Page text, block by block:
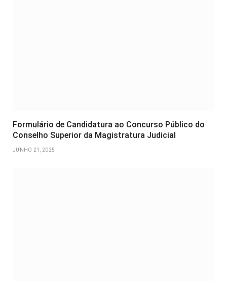
Formulário de Candidatura ao Concurso Público do
Conselho Superior da Magistratura Judicial
JUNHO 21, 2025